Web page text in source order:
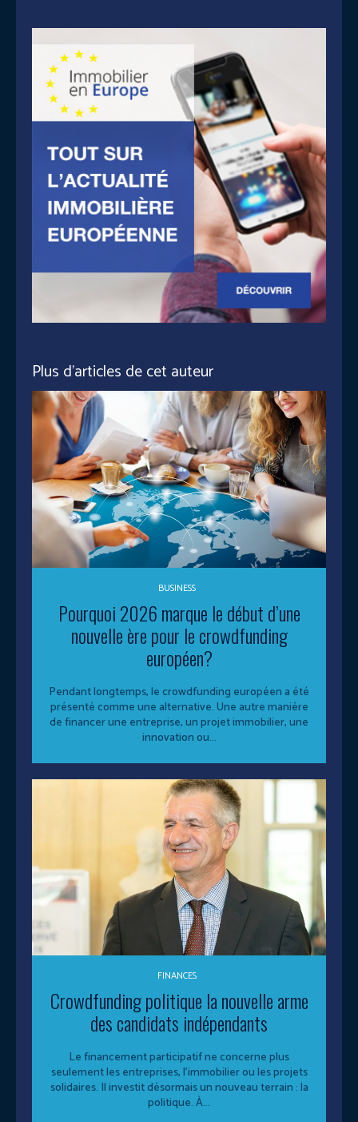
Plus d'articles de cet auteur
BUSINESS
Pourquoi 2026 marque le début d’une
nouvelle ère pour le crowdfunding
européen?
Pendant longtemps, le crowdfunding européen a été
présenté comme une alternative. Une autre manière
de financer une entreprise, un projet immobilier, une
innovation ou...
FINANCES
Crowdfunding politique la nouvelle arme
des candidats indépendants
Le financement participatif ne concerne plus
seulement les entreprises, l’immobilier ou les projets
solidaires. Il investit désormais un nouveau terrain : la
politique. À...